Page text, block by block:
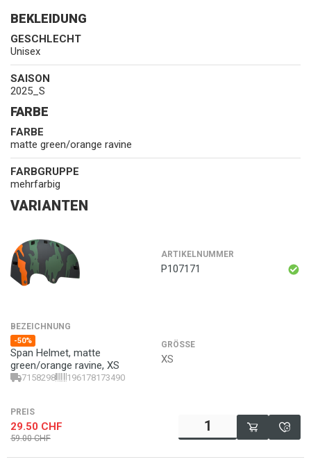
BEKLEIDUNG
GESCHLECHT
Unisex
SAISON
2025_S
FARBE
FARBE
matte green/orange ravine
FARBGRUPPE
mehrfarbig
VARIANTEN
ARTIKELNUMMER
P107171
BEZEICHNUNG
-50%
Span Helmet, matte
green/orange ravine, XS
7158298 196178173490
GRÖSSE
XS
PREIS
29.50 CHF
59.00 CHF